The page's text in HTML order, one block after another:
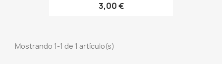
3,00 €
Mostrando 1-1 de 1 artículo(s)